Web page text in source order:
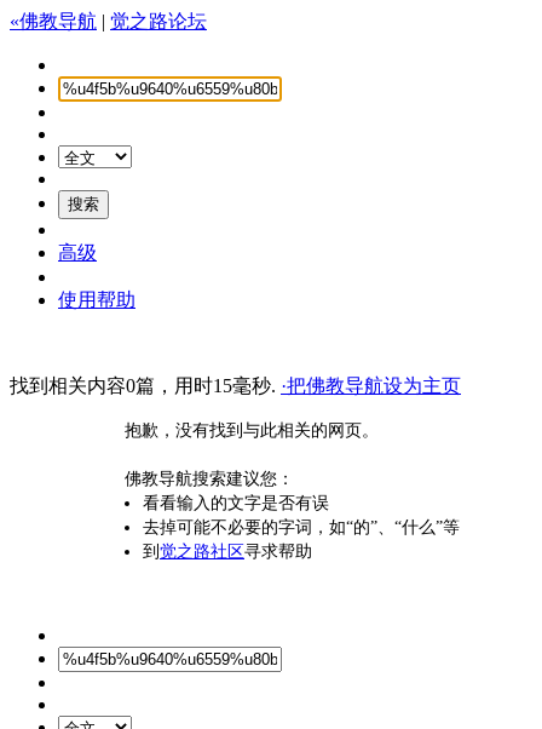
«佛教导航 | 觉之路论坛
高级
使用帮助
找到相关内容0篇，用时15毫秒. ·把佛教导航设为主页
抱歉，没有找到与此相关的网页。
佛教导航搜索建议您：
看看输入的文字是否有误
去掉可能不必要的字词，如“的”、“什么”等
到 觉之路社区寻求帮助